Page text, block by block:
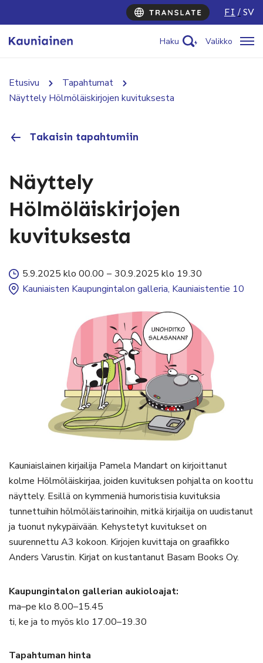
FI SV
Haku Valikko
Etusivu
Tapahtumat
Näyttely Hölmöläiskirjojen kuvituksesta
Takaisin tapahtumiin
Näyttely
Hölmöläiskirjojen
kuvituksesta
5.9.2025 klo 00.00 – 30.9.2025 klo 19.30
Kauniaisten Kaupungintalon galleria, Kauniaistentie 10
Kauniaislainen kirjailija Pamela Mandart on kirjoittanut
kolme Hölmöläiskirjaa, joiden kuvituksen pohjalta on koottu
näyttely. Esillä on kymmeniä humoristisia kuvituksia
tunnettuihin hölmöläistarinoihin, mitkä kirjailija on uudistanut
ja tuonut nykypäivään. Kehystetyt kuvitukset on
suurennettu A3 kokoon. Kirjojen kuvittaja on graafikko
Anders Varustin. Kirjat on kustantanut Basam Books Oy.
Kaupungintalon gallerian aukioloajat:
ma–pe klo 8.00–15.45
ti, ke ja to myös klo 17.00–19.30
Tapahtuman hinta